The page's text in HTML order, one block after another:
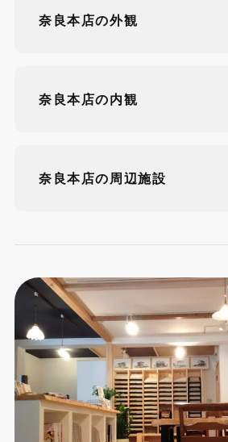
奈良本店の外観
奈良本店の内観
奈良本店の周辺施設